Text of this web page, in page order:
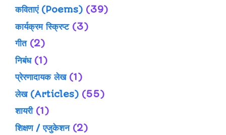
कविताएं (Poems) (39)
कार्यक्रम स्क्रिप्ट(3)
गीत(2)
निबंध(1)
प्रेरणादायक लेख(1)
लेख (Articles) (55)
शायरी(1)
शिक्षण / एजुकेशन(2)